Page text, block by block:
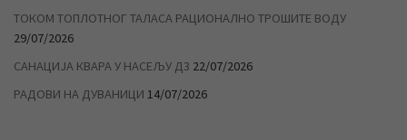
ТОКОМ ТОПЛОТНОГ ТАЛАСА РАЦИОНАЛНО ТРОШИТЕ ВОДУ
29/07/2026
САНАЦИЈА КВАРА У НАСЕЉУ Д3 22/07/2026
РАДОВИ НА ДУВАНИЦИ 14/07/2026